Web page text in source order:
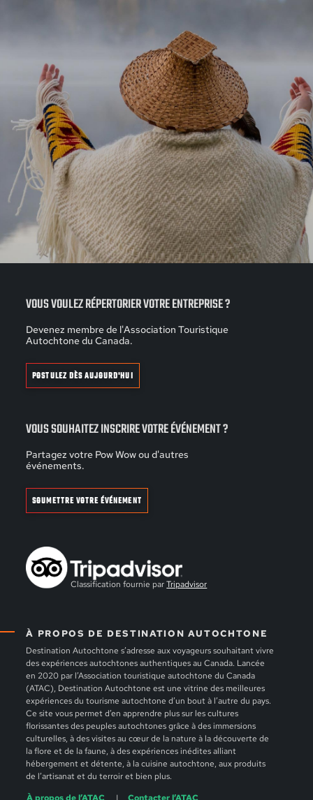
À PROPOS DE DESTINATION AUTOCHTONE
Destination Autochtone s’adresse aux voyageurs souhaitant vivre
des expériences autochtones authentiques au Canada. Lancée
en 2020 par l’Association touristique autochtone du Canada
(ATAC), Destination Autochtone est une vitrine des meilleures
expériences du tourisme autochtone d’un bout à l’autre du pays.
Ce site vous permet d’en apprendre plus sur les cultures
florissantes des peuples autochtones grâce à des immersions
culturelles, à des visites au cœur de la nature à la découverte de
la flore et de la faune, à des expériences inédites alliant
hébergement et détente, à la cuisine autochtone, aux produits
de l’artisanat et du terroir et bien plus.
VOUS VOULEZ RÉPERTORIER VOTRE ENTREPRISE ?
Devenez membre de l'Association Touristique
Autochtone du Canada.
POSTULEZ DÈS AUJOURD'HUI
VOUS SOUHAITEZ INSCRIRE VOTRE ÉVÉNEMENT ?
Partagez votre Pow Wow ou d'autres
événements.
SOUMETTRE VOTRE ÉVÉNEMENT
Classification fournie parTripadvisor